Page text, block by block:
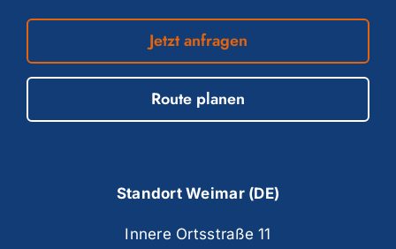
Jetzt anfragen
Route planen
Standort Weimar (DE)
Innere Ortsstraße 11